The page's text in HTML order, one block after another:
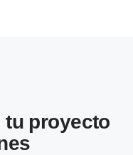
tu proyecto